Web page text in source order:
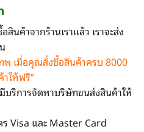
นค้าจากร้านเราแล้ว เราจะส่ง
พ เมื่อคุณสั่งซื้อสินค้าครบ 8000
ให้ฟรี”
บริการจัดหาบริษัทขนส่งสินค้าให้
ร Visa และ Master Card